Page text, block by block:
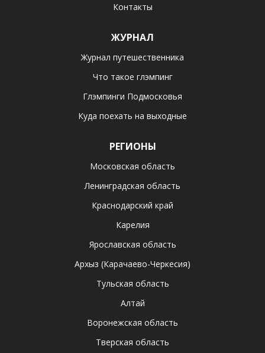
Контакты
ЖУРНАЛ
Журнал путешественника
Что такое глэмпинг
Глэмпинги Подмосковья
Куда поехать на выходные
РЕГИОНЫ
Московская область
Ленинградская область
Краснодарский край
Карелия
Ярославская область
Архыз (Карачаево-Черкесия)
Тульская область
Алтай
Воронежская область
Тверская область